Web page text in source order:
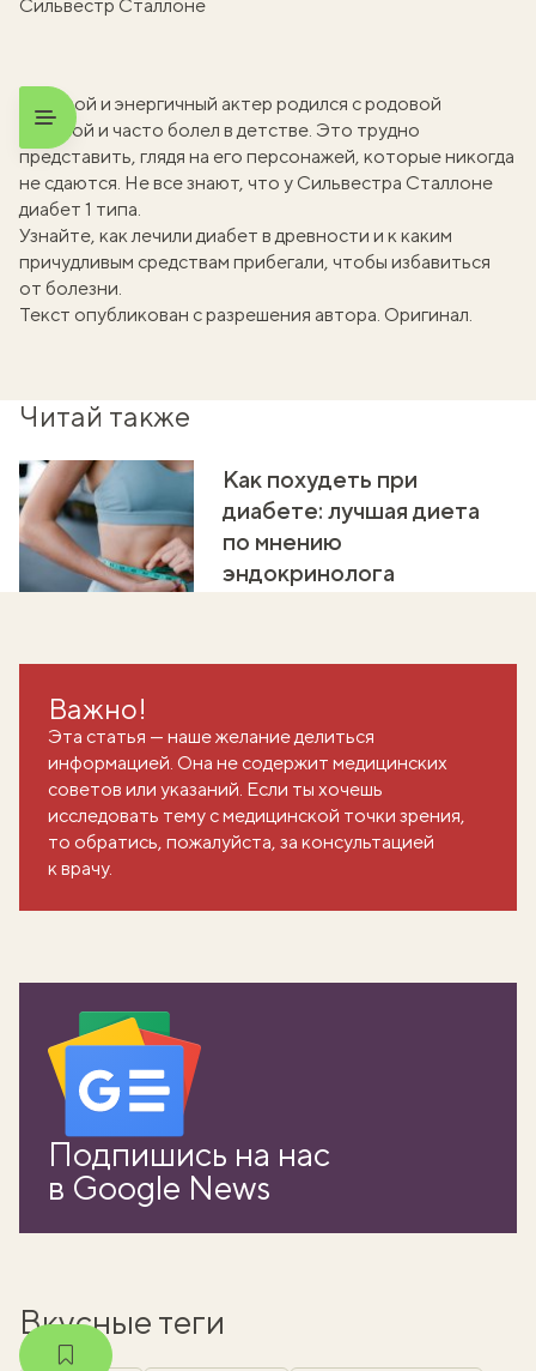
Сильвестр Сталлоне
Волевой и энергичный актер родился с родовой
травмой и часто болел в детстве. Это трудно
представить, глядя на его персонажей, которые никогда
не сдаются. Не все знают, что у Сильвестра Сталлоне
диабет 1 типа.
Узнайте, каклечили диабет в древности и к каким
причудливым средствам прибегали, чтобы избавиться
от болезни.
Текст опубликован с разрешения автора. Оригинал.
Читай также
Как похудеть при
диабете: лучшая диета
по мнению
эндокринолога
Важно!
Эта статья — наше желание делиться
информацией. Она не содержит медицинских
советов или указаний. Если ты хочешь
исследовать тему с медицинской точки зрения,
то обратись, пожалуйста, за консультацией
к врачу.
Подпишись на нас
в Google News
Вкусные теги